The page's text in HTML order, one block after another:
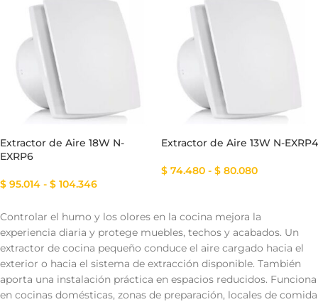
Extractor de Aire 18W N-
EXRP6
$ 95.014 - $ 104.346
Extractor de Aire 13W N-EXRP4
$ 74.480 - $ 80.080
Controlar el humo y los olores en la cocina mejora la
experiencia diaria y protege muebles, techos y acabados. Un
extractor de cocina pequeño conduce el aire cargado hacia el
exterior o hacia el sistema de extracción disponible. También
aporta una instalación práctica en espacios reducidos. Funciona
en cocinas domésticas, zonas de preparación, locales de comida